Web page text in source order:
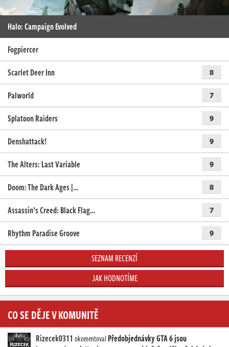
Halo: Campaign Evolved
Fogpiercer
Scarlet Deer Inn
8
Palworld 7
Splatoon Raiders 9
Denshattack! 9
The Alters: Last Variable 9
Doom: The Dark Ages |… 8
Assassin’s Creed: Black Flag… 7
Rhythm Paradise Groove 9
SEZNAM RECENZÍ
JAK HODNOTÍME
CO SE DĚJE V KOMUNITĚ
Rizecek0311 okomentoval Předobjednávky GTA 6 jsou